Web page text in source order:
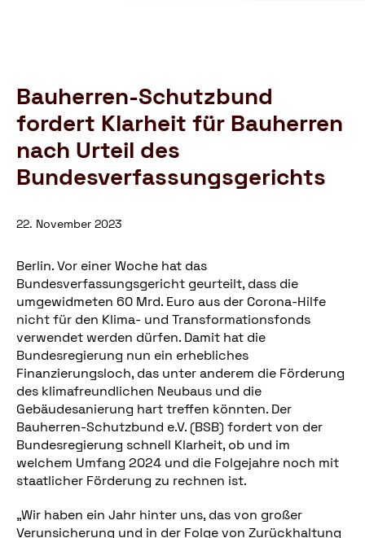
Bauherren-Schutzbund
fordert Klarheit für Bauherren
nach Urteil des
Bundesverfassungsgerichts
22. November 2023
Berlin. Vor einer Woche hat das
Bundesverfassungsgericht geurteilt, dass die
umgewidmeten 60 Mrd. Euro aus der Corona-Hilfe
nicht für den Klima- und Transformationsfonds
verwendet werden dürfen. Damit hat die
Bundesregierung nun ein erhebliches
Finanzierungsloch, das unter anderem die Förderung
des klimafreundlichen Neubaus und die
Gebäudesanierung hart treffen könnten. Der
Bauherren-Schutzbund e.V. (BSB) fordert von der
Bundesregierung schnell Klarheit, ob und im
welchem Umfang 2024 und die Folgejahre noch mit
staatlicher Förderung zu rechnen ist.
„Wir haben ein Jahr hinter uns, das von großer
Verunsicherung und in der Folge von Zurückhaltung